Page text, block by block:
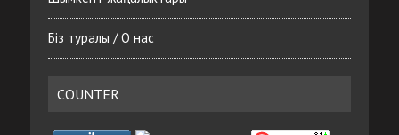
Біз туралы / О нас
COUNTER